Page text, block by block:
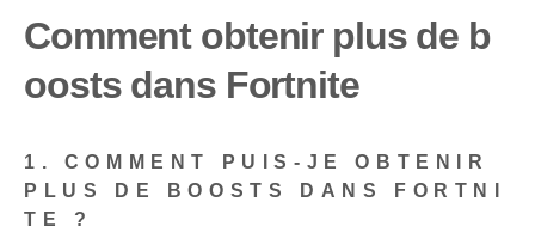
Comment obtenir plus de b
oosts dans Fortnite
1. COMMENT PUIS-JE OBTENIR
PLUS DE BOOSTS DANS FORTNI
TE ?